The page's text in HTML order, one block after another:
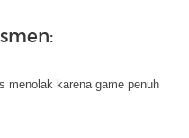
menolak karena game penuh